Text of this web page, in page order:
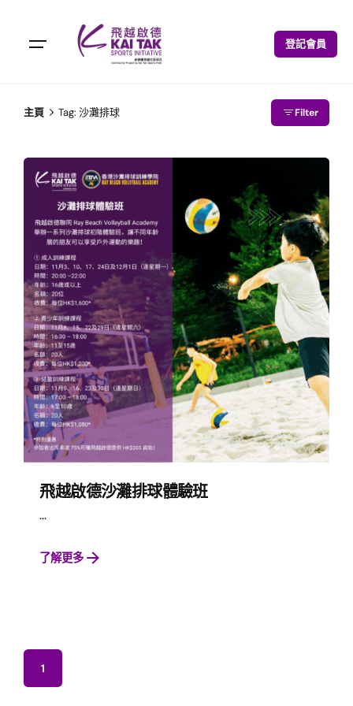
登記會員
主頁 Tag: 沙灘排球 Filter
飛越啟德沙灘排球體驗班
...
了解更多
1